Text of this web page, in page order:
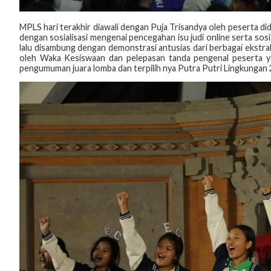
MPLS hari terakhir diawali dengan Puja Trisandya oleh peserta
dengan sosialisasi mengenai pencegahan isu judi online serta
lalu disambung dengan demonstrasi antusias dari berbagai
oleh Waka Kesiswaan dan pelepasan tanda pengenal peserta
pengumuman juara lomba dan terpilih nya Putra Putri